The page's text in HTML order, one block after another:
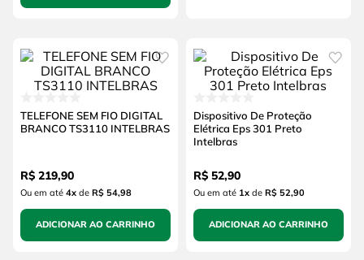
TELEFONE SEM FIO DIGITAL
BRANCO TS3110 INTELBRAS
R$ 219,90
Ou em até 4xde R$ 54,98
ADICIONAR AO CARRINHO
Dispositivo De Proteção
Elétrica Eps 301 Preto
Intelbras
R$ 52,90
Ou em até 1xde R$ 52,90
ADICIONAR AO CARRINHO